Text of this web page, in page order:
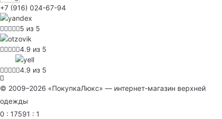
+7 (916) 024-67-94
5 из 5
4.9 из 5
4.9 из 5
© 2009–2026 «ПокупкаЛюкс» — интернет-магазин верхней
одежды
0 : 17591 : 1